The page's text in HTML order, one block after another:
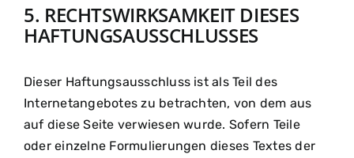
5. RECHTSWIRKSAMKEIT DIESES
HAFTUNGSAUSSCHLUSSES
Dieser Haftungsausschluss ist als Teil des
Internetangebotes zu betrachten, von dem aus
auf diese Seite verwiesen wurde. Sofern Teile
oder einzelne Formulierungen dieses Textes der